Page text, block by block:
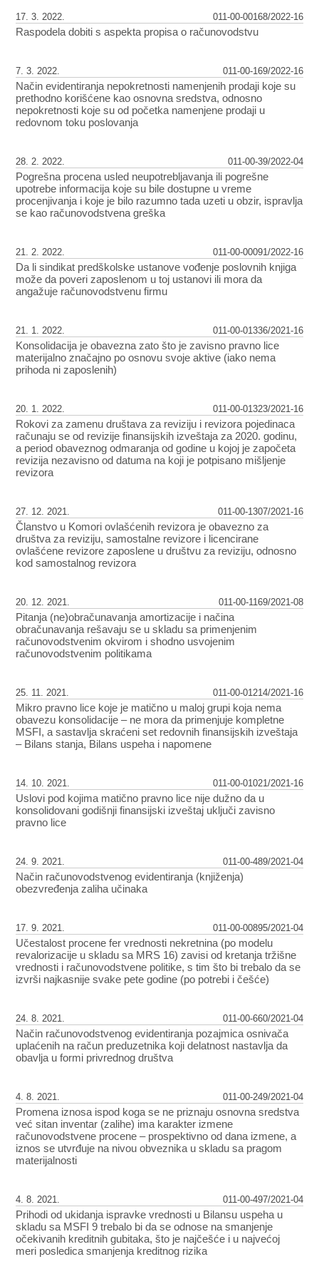
Raspodela dobiti s aspekta propisa o računovodstvu
17. 3. 2022. 011-00-00168/2022-16
Način evidentiranja nepokretnosti namenjenih prodaji koje su
prethodno korišćene kao osnovna sredstva, odnosno
nepokretnosti koje su od početka namenjene prodaji u
redovnom toku poslovanja
7. 3. 2022. 011-00-169/2022-16
Pogrešna procena usled neupotrebljavanja ili pogrešne
upotrebe informacija koje su bile dostupne u vreme
procenjivanja i koje je bilo razumno tada uzeti u obzir, ispravlja
se kao računovodstvena greška
28. 2. 2022. 011-00-39/2022-04
Da li sindikat predškolske ustanove vođenje poslovnih knjiga
može da poveri zaposlenom u toj ustanovi ili mora da
angažuje računovodstvenu firmu
21. 2. 2022. 011-00-00091/2022-16
Konsolidacija je obavezna zato što je zavisno pravno lice
materijalno značajno po osnovu svoje aktive (iako nema
prihoda ni zaposlenih)
21. 1. 2022. 011-00-01336/2021-16
Rokovi za zamenu društava za reviziju i revizora pojedinaca
računaju se od revizije finansijskih izveštaja za 2020. godinu,
a period obaveznog odmaranja od godine u kojoj je započeta
revizija nezavisno od datuma na koji je potpisano mišljenje
revizora
20. 1. 2022. 011-00-01323/2021-16
Članstvo u Komori ovlašćenih revizora je obavezno za
društva za reviziju, samostalne revizore i licencirane
ovlašćene revizore zaposlene u društvu za reviziju, odnosno
kod samostalnog revizora
27. 12. 2021. 011-00-1307/2021-16
Pitanja (ne)obračunavanja amortizacije i načina
obračunavanja rešavaju se u skladu sa primenjenim
računovodstvenim okvirom i shodno usvojenim
računovodstvenim politikama
20. 12. 2021. 011-00-1169/2021-08
Mikro pravno lice koje je matično u maloj grupi koja nema
obavezu konsolidacije – ne mora da primenjuje kompletne
MSFI, a sastavlja skraćeni set redovnih finansijskih izveštaja
– Bilans stanja, Bilans uspeha i napomene
25. 11. 2021. 011-00-01214/2021-16
Uslovi pod kojima matično pravno lice nije dužno da u
konsolidovani godišnji finansijski izveštaj uključi zavisno
pravno lice
14. 10. 2021. 011-00-01021/2021-16
Način računovodstvenog evidentiranja (knjiženja)
obezvređenja zaliha učinaka
24. 9. 2021. 011-00-489/2021-04
Učestalost procene fer vrednosti nekretnina (po modelu
revalorizacije u skladu sa MRS 16) zavisi od kretanja tržišne
vrednosti i računovodstvene politike, s tim što bi trebalo da se
izvrši najkasnije svake pete godine (po potrebi i češće)
17. 9. 2021. 011-00-00895/2021-04
Način računovodstvenog evidentiranja pozajmica osnivača
uplaćenih na račun preduzetnika koji delatnost nastavlja da
obavlja u formi privrednog društva
24. 8. 2021. 011-00-660/2021-04
Promena iznosa ispod koga se ne priznaju osnovna sredstva
već sitan inventar (zalihe) ima karakter izmene
računovodstvene procene – prospektivno od dana izmene, a
iznos se utvrđuje na nivou obveznika u skladu sa pragom
materijalnosti
4. 8. 2021. 011-00-249/2021-04
Prihodi od ukidanja ispravke vrednosti u Bilansu uspeha u
skladu sa MSFI 9 trebalo bi da se odnose na smanjenje
očekivanih kreditnih gubitaka, što je najčešće i u najvećoj
meri posledica smanjenja kreditnog rizika
4. 8. 2021. 011-00-497/2021-04